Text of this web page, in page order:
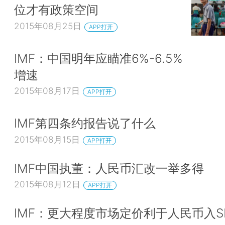
位才有政策空间
2015年08月25日 APP打开
IMF：中国明年应瞄准6%-6.5%
增速
2015年08月17日 APP打开
IMF第四条约报告说了什么
2015年08月15日 APP打开
IMF中国执董：人民币汇改一举多得
2015年08月12日 APP打开
IMF：更大程度市场定价利于人民币入